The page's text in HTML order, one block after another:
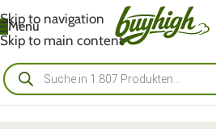
Skip to navigation
Skip to main content
Menü